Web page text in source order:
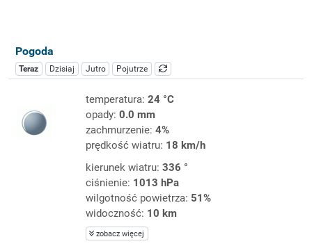
Pogoda
Teraz Dzisiaj Jutro Pojutrze
temperatura: 24 °C
opady: 0.0 mm
zachmurzenie: 4%
prędkość wiatru: 18 km/h
kierunek wiatru: 336 °
ciśnienie: 1013 hPa
wilgotność powietrza: 51%
widoczność: 10 km
zobacz więcej